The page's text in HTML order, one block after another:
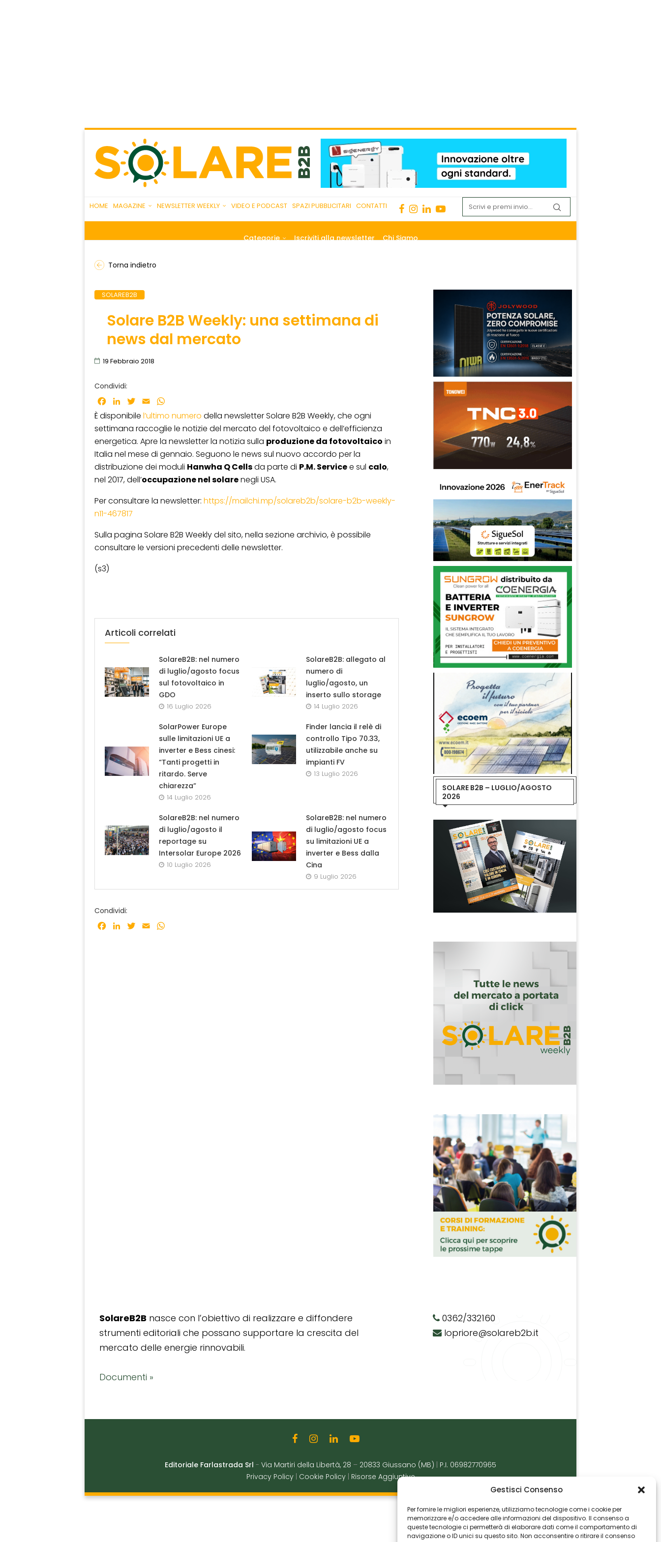
Gestisci Consenso
Per fornire le migliori esperienze, utilizziamo tecnologie come i cookie per
memorizzare e/o accedere alle informazioni del dispositivo. Il consenso a
queste tecnologie ci permetterà di elaborare dati come il comportamento di
navigazione o ID unici su questo sito. Non acconsentire o ritirare il consenso
HOME MAGAZINE NEWSLETTER WEEKLY VIDEO E PODCAST SPAZI PUBBLICITARI CONTATTI
Categorie Iscriviti alla newsletter Chi Siamo
Torna indietro
SOLAREB2B
Solare B2B Weekly: una settimana di
news dal mercato
19 Febbraio 2018
Condividi:
Facebook
LinkedInTwitter
Email
È disponibile l’ultimo numero della newsletter Solare B2B Weekly, che ogni
settimana raccoglie le notizie del mercato del fotovoltaico e dell’efficienza
energetica. Apre la newsletter la notizia sulla produzione da fotovoltaico in
Italia nel mese di gennaio. Seguono le news sul nuovo accordo per la
distribuzione dei moduli Hanwha Q Cellsda parte di P.M. Servicee sul calo,
nel 2017, dell’occupazione nel solarenegli USA.
Per consultare la newsletter: https://mailchi.mp/solareb2b/solare-b2b-weekly-
n11-467817
Sulla pagina Solare B2B Weekly del sito, nella sezione archivio, è possibile
consultare le versioni precedenti delle newsletter.
(s3)
Articoli correlati
SolareB2B: nel numero
di luglio/agosto focus
sul fotovoltaico in
GDO
16 Luglio 2026
SolareB2B: allegato al
numero di
luglio/agosto, un
inserto sullo storage
14 Luglio 2026
SolarPower Europe
sulle limitazioni UE a
inverter e Bess cinesi:
“Tanti progetti in
ritardo. Serve
chiarezza”
14 Luglio 2026
Finder lancia il relè di
controllo Tipo 70.33,
utilizzabile anche su
impianti FV
13 Luglio 2026
SolareB2B: nel numero
di luglio/agosto il
reportage su
Intersolar Europe 2026
10 Luglio 2026
SolareB2B: nel numero
di luglio/agosto focus
su limitazioni UE a
inverter e Bess dalla
Cina
9 Luglio 2026
Condividi:
Facebook
LinkedInTwitter
Email
SOLARE B2B – LUGLIO/AGOSTO
2026
SolareB2B nasce con l’obiettivo di realizzare e diffondere
strumenti editoriali che possano supportare la crescita del
mercato delle energie rinnovabili.
Documenti »
0362/332160
lopriore@solareb2b.it
Editoriale Farlastrada Srl - Via Martiri della Libertà, 28 – 20833 Giussano (MB)
P.I. 06982770965
Privacy Policy
Cookie Policy Risorse Aggiuntive